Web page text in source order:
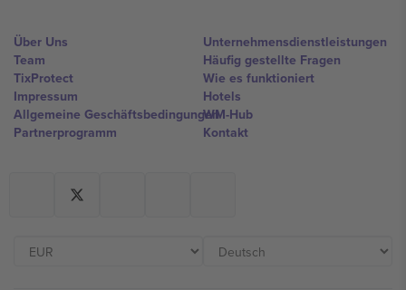
Über Uns
Team
TixProtect
Impressum
Allgemeine Geschäftsbedingungen
Partnerprogramm
Unternehmensdienstleistungen
Häufig gestellte Fragen
Wie es funktioniert
Hotels
WM-Hub
Kontakt